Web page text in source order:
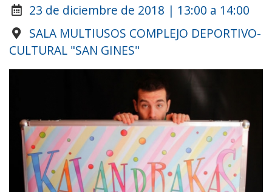
23 de diciembre de 2018 | 13:00 a 14:00
SALA MULTIUSOS COMPLEJO DEPORTIVO-
CULTURAL "SAN GINES"